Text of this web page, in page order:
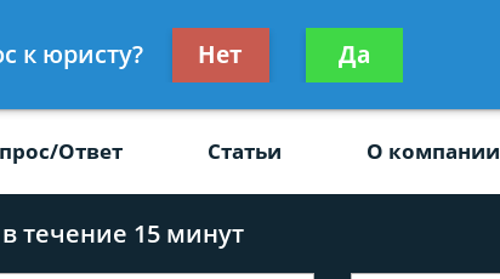
Получите консультацию
бесплатно
Ответ Статьи О компании
течение 15 минут
к юристу? Нет Да